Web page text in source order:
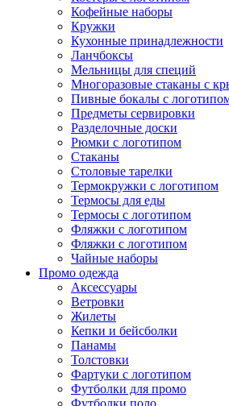
Кофейные наборы
Кружки
Кухонные принадлежности
Ланчбоксы
Мельницы для специй
Многоразовые стаканы с
Пивные бокалы с
Предметы сервировки
Разделочные доски
Рюмки с логотипом
Стаканы
Столовые тарелки
Термокружки с логотипом
Термосы для еды
Термосы с логотипом
Фляжки с логотипом
Фляжки с логотипом
Чайные наборы
Промо одежда
Аксессуары
Ветровки
Жилеты
Кепки и бейсболки
Панамы
Толстовки
Фартуки с логотипом
Футболки для промо
Футболки поло